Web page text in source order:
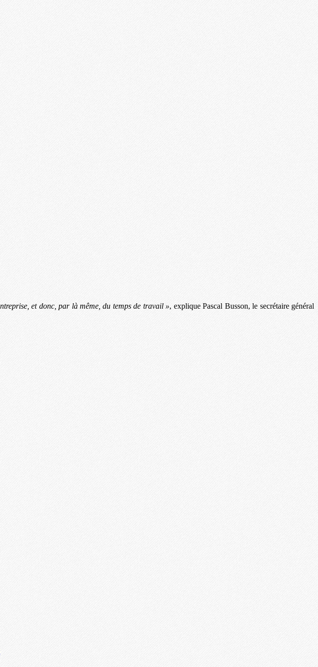
et donc, par là même, du temps de travail », explique Pascal Busson, le secrétaire général